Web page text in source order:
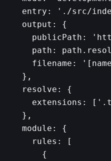
entry: './src/
  output: {
publicPath:
path:
filename:
  },
  resolve: {
extensions:
  },
  module: {
    rules: [
      {